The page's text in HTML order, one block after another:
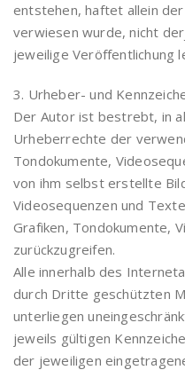
entstehen, haftet allein
verwiesen wurde, nicht
jeweilige Veröffentlichung
3. Urheber- und
Der Autor ist bestrebt, in
Urheberrechte der
Tondokumente,
von ihm selbst erstellte
Videosequenzen und
Grafiken, Tondokumente,
zurückzugreifen.
Alle innerhalb des
durch Dritte geschützten
unterliegen
jeweils gültigen
der jeweiligen